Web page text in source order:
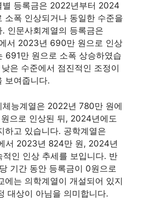
별 등록금은 2022년부터 2024
소폭 인상되거나 동일한 수준을
인문사회계열의 등록금은
서 2023년 690만 원으로 인상
691만 원으로 소폭 상승하였습
은 수준에서 점진적인 조정이
보여줍니다.
체능계열은 2022년 780만 원에
으로 인상된 뒤, 2024년에도
하고 있습니다. 공학계열은
서 2023년 824만 원, 2024년
인 인상 추세를 보입니다. 반
기간 동안 등록금이 0원으로
에는 의학계열이 개설되어 있지
대상이 아님을 의미합니다.